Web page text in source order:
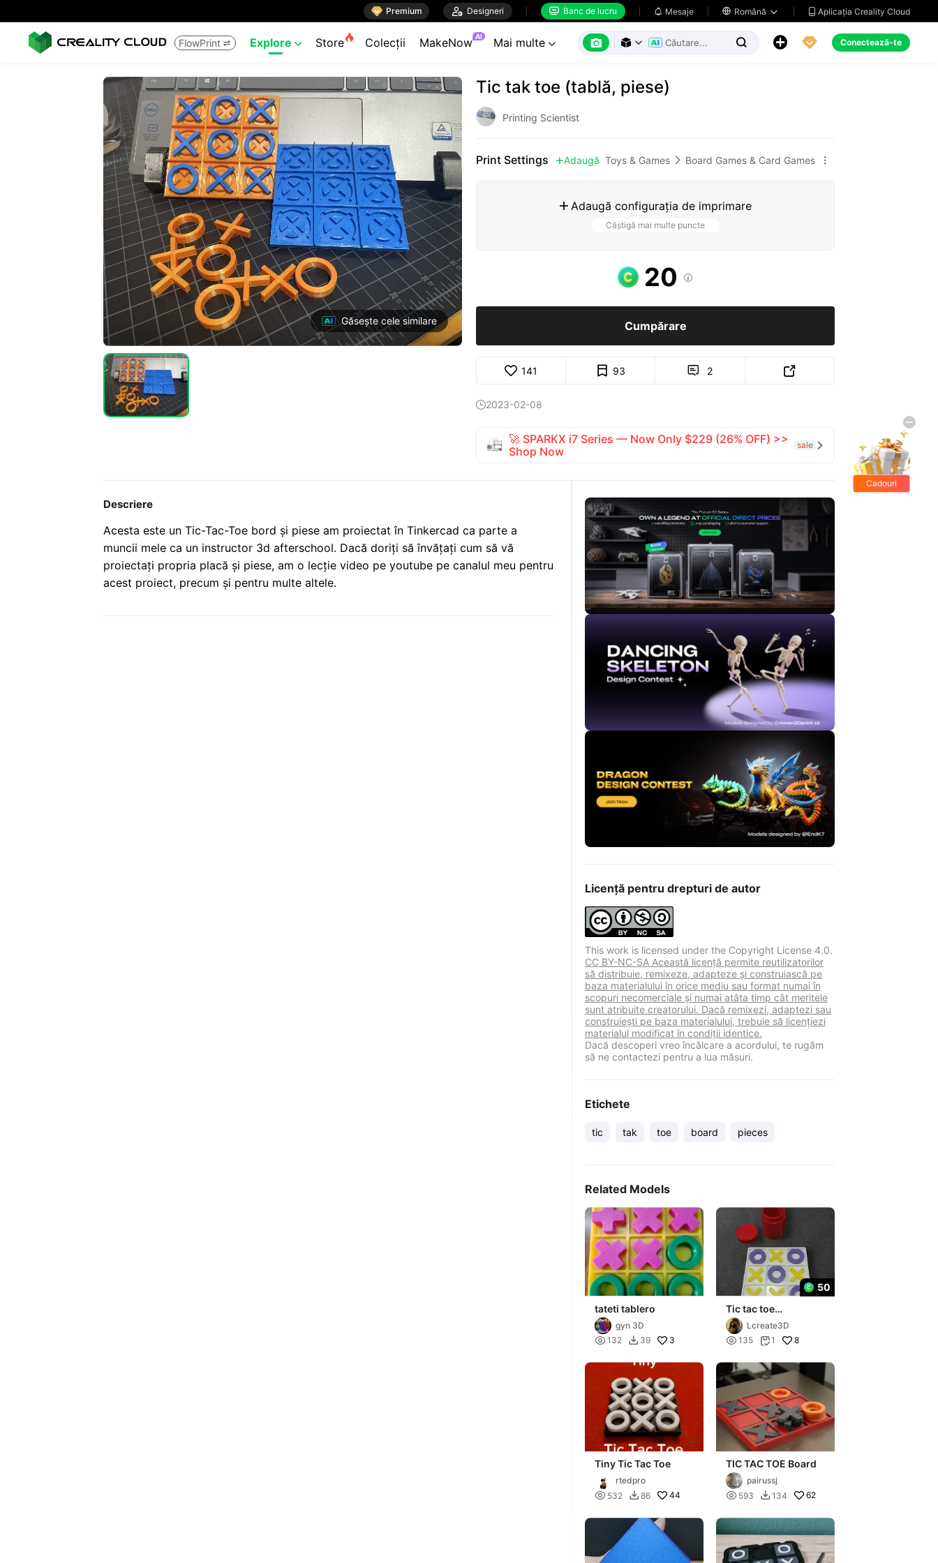
 Premium  Designeri  Banc de lucru  Mesaje  Română   Aplicația Creality Cloud
FlowPrint  Explore  Store Colecții MakeNow AI Mai multe        Conectează-te
Găsește cele similare
Tic tak toe (tablă, piese)
Printing Scientist
Print Settings Adaugă Toys & Games  Board Games & Card Games 
 Adaugă configurația de imprimare
Câștigă mai multe puncte
20 
Cumpărare
141 93  2 
2023-02-08
🚀 SPARKX i7 Series — Now Only $229 (26% OFF) >>
Shop Now
sale 
Descriere
Acesta este un Tic-Tac-Toe bord și piese am proiectat în Tinkercad ca parte a
muncii mele ca un instructor 3d afterschool. Dacă doriți să învățați cum să vă
proiectați propria placă și piese, am o lecție video pe youtube pe canalul meu pentru
acest proiect, precum și pentru multe altele.
Licență pentru drepturi de autor
This work is licensed under the Copyright License 4.0.
CC BY-NC-SA Această licență permite reutilizatorilor
să distribuie, remixeze, adapteze și construiască pe
baza materialului în orice mediu sau format numai în
scopuri necomerciale și numai atâta timp cât meritele
sunt atribuite creatorului. Dacă remixezi, adaptezi sau
construiești pe baza materialului, trebuie să licențiezi
materialul modificat în condiții identice.
Dacă descoperi vreo încălcare a acordului, te rugăm
să ne contactezi pentru a lua măsuri.
Etichete
tic tak toe board pieces
Related Models
tateti tablero
gyn 3D
 132  39 3
50
Tic tac toe
(Tateti/tres en linea)
Lcreate3D
 135 1 8
Tiny Tic Tac Toe
rtedpro
 532  86 44
TIC TAC TOE Board
pairussj
 593  134 62
Cadouri